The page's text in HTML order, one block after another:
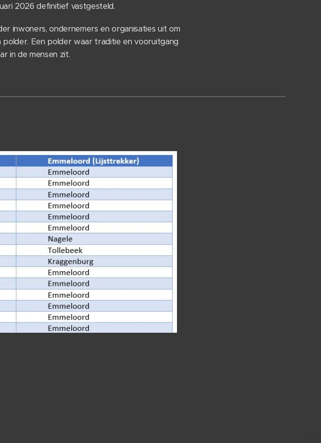
2026 definitief vastgesteld.
inwoners, ondernemers en organisaties uit om
Een polder waar traditie en vooruitgang
in de mensen zit.